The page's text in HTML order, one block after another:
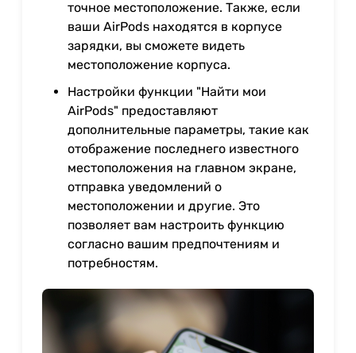
точное местоположение. Также, если
ваши AirPods находятся в корпусе
зарядки, вы сможете видеть
местоположение корпуса.
Настройки функции "Найти мои
AirPods" предоставляют
дополнительные параметры, такие как
отображение последнего известного
местоположения на главном экране,
отправка уведомлений о
местоположении и другие. Это
позволяет вам настроить функцию
согласно вашим предпочтениям и
потребностям.